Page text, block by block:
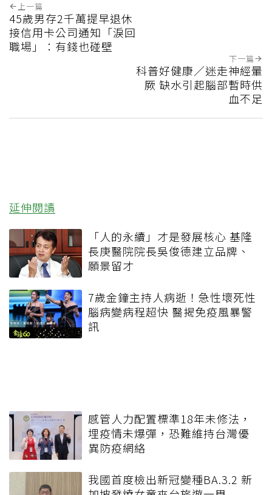
上一篇
45歲男存2千萬提早退休
接信用卡公司通知「淚回
職場」：有錢也碰壁
下一篇
科普好健康／迷走神經暈
厥 缺水引起腦部暫時供
血不足
延伸閱讀
「人的永續」才是發展核心 基隆
長庚醫院院長吳俊德建立品牌、
願景留才
7歲金鐘主持人病逝！急性壞死性
腦病變病程超快 醫揭免疫風暴警
訊
感管人力配置標準18年未修法，
埋疫情未爆彈，恐難維持台灣優
異防疫網絡
我國首度檢出新冠變種BA.3.2 新